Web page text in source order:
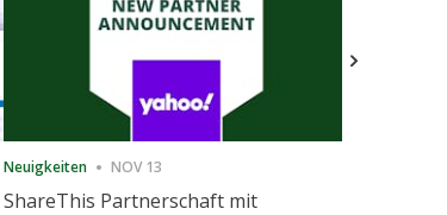
Neuigkeiten NOV 13
ShareThis Partnerschaft mit